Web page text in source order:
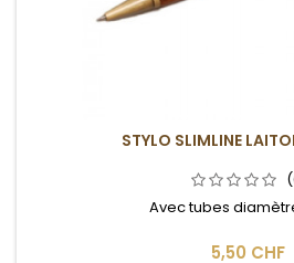
STYLO SLIMLINE
Avec tubes
5,50 CHF